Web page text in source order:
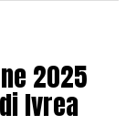
2025
Ivrea